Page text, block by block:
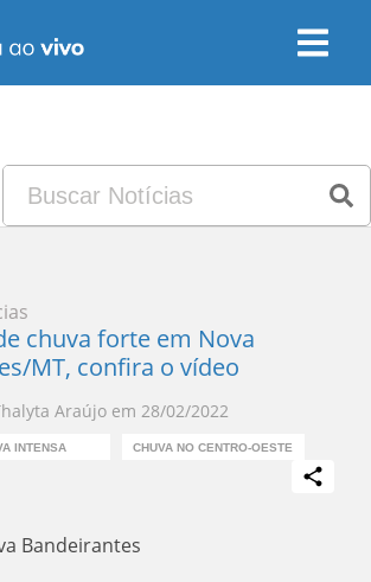
chuva forte em Nova
MT, confira o vídeo
Araújo em 28/02/2022
INTENSA CHUVA NO CENTRO-OESTE
Bandeirantes